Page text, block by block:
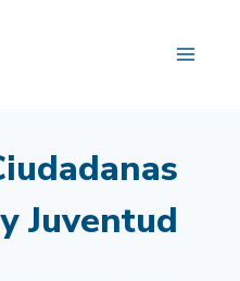
Juventud